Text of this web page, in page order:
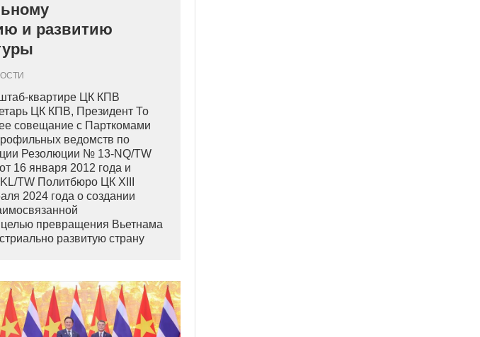
и развитию
квартире ЦК КПВ
ЦК КПВ, Президент То
совещание с Парткомами
ведомств по
Резолюции № 13-NQ/TW
16 января 2012 года и
TW Политбюро ЦК XIII
2024 года о создании
превращения Вьетнама
развитую страну